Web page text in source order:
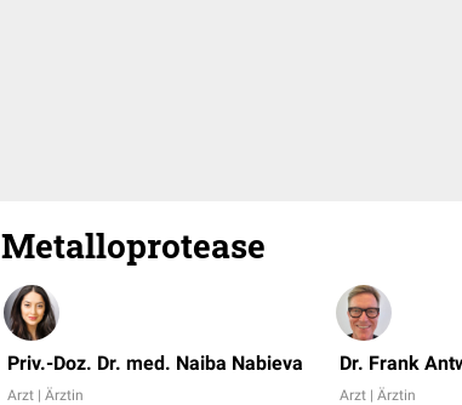
Metalloprotease
Priv.-Doz. Dr. med. Naiba Nabieva
Arzt | Ärztin
Dr. Frank
Arzt | Ärztin